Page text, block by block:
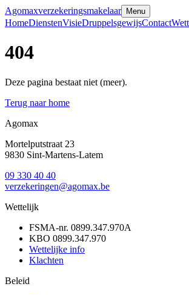
Agomaxverzekeringsmakelaar Menu
HomeDienstenVisieDruppelsgewijsContact
404
Deze pagina bestaat niet (meer).
Terug naar home
Agomax
Mortelputstraat 23
9830 Sint-Martens-Latem
09 330 40 40
verzekeringen@agomax.be
Wettelijk
FSMA-nr. 0899.347.970A
KBO 0899.347.970
Wettelijke info
Klachten
Beleid